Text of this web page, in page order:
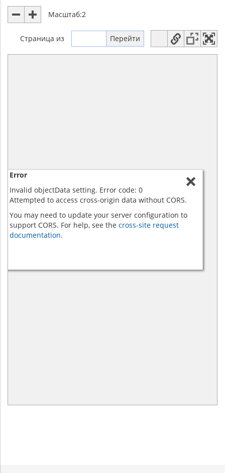
Масштаб:2
Страница из
Error
Invalid objectData setting. Error code: 0
Attempted to access cross-origin data without CORS.
You may need to update your server configuration to
support CORS. For help, see the cross-site request
documentation.